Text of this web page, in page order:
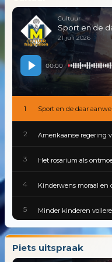
Cultuur
Sport en de
21 juli 2026
00:00
1 Sport en de daar
2 Amerikaanse regering
3 Het rosarium als
4 Kinderwens moraal en
5 Minder kinderen
6 Gevaarlijke
7
Piets uitspraak